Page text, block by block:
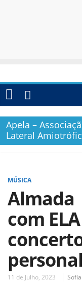
Apela –
Lateral
MÚSICA
Almada
com
11 de Julho, 2023